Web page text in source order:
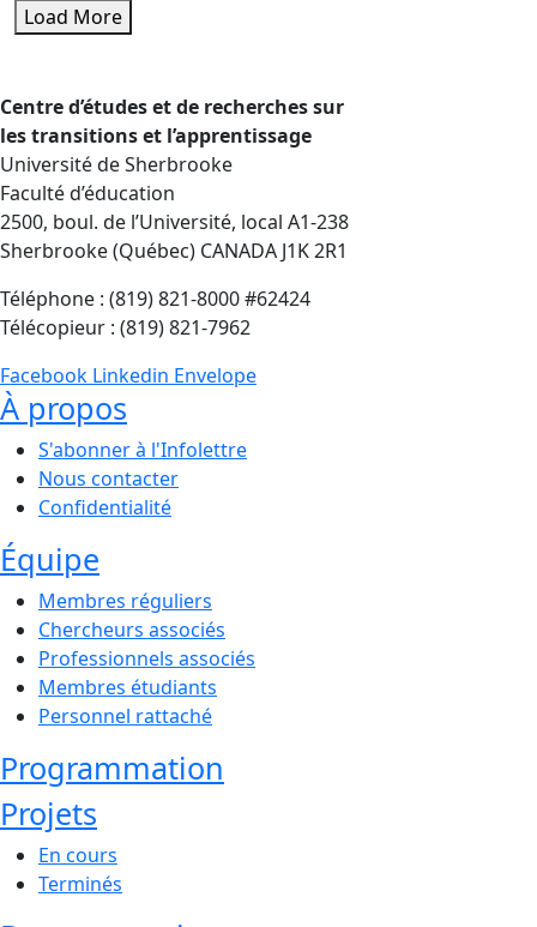
Load More
Centre d’études et de recherches sur
les transitions et l’apprentissage
Université de Sherbrooke
Faculté d’éducation
2500, boul. de l’Université, local A1-238
Sherbrooke (Québec) CANADA J1K 2R1
Téléphone : (819) 821-8000 #62424
Télécopieur : (819) 821-7962
Facebook Linkedin Envelope
À propos
S'abonner à l'Infolettre
Nous contacter
Confidentialité
Équipe
Membres réguliers
Chercheurs associés
Professionnels associés
Membres étudiants
Personnel rattaché
Programmation
Projets
En cours
Terminés